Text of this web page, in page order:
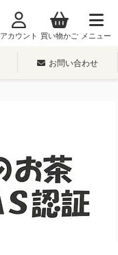
アカウント 買い物かご メニュー
お問い合わせ